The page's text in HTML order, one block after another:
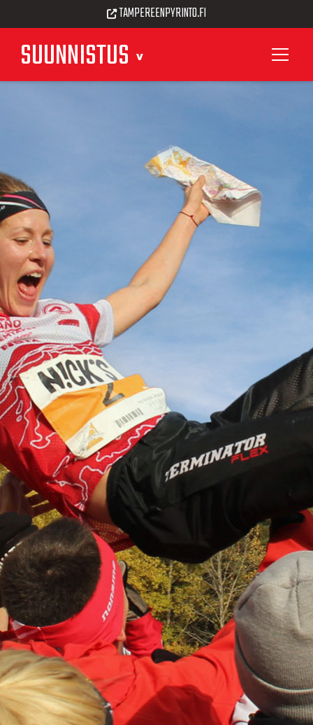
SUUNNISTUS
TAMPEREENPYRINTO.FI